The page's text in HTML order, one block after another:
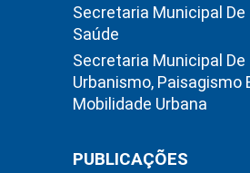
Secretaria Municipal De
Saúde
Secretaria Municipal De
Urbanismo, Paisagismo
Mobilidade Urbana
PUBLICAÇÕES